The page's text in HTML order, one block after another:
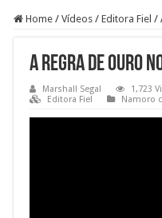
Home / Vídeos / Editora Fiel /
A regra de ouro
Marshall Segal 1,723
Editora Fiel
Namoro